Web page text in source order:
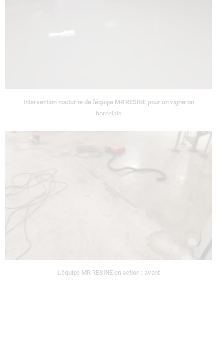
Intervention nocturne de l'équipe MR RESINE pour un vigneron
bordelais
L'équipe MR RESINE en action : avant